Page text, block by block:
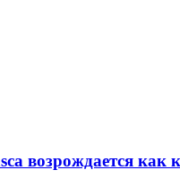
возрождается